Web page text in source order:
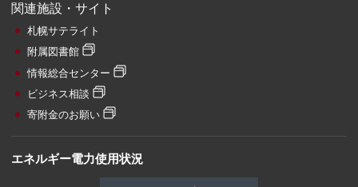
関連施設・サイト
札幌サテライト
附属図書館
情報総合センター
ビジネス相談
寄附金のお願い
エネルギー電力使用状況